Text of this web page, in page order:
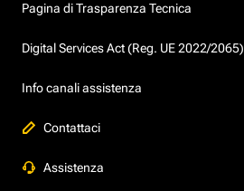
Pagina di Trasparenza Tecnica
Digital Services Act (Reg. UE 2022/2065)
Info canali assistenza
Contattaci
Assistenza